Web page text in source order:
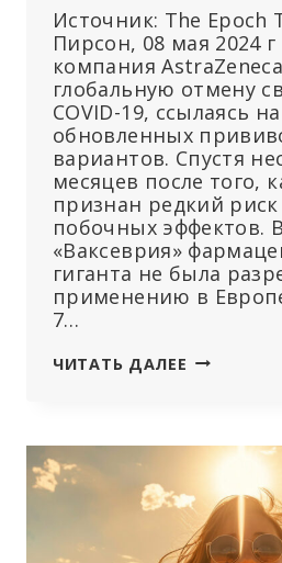
Источник: The Epoch
Пирсон, 08 мая 2024
компания
глобальную отмену
COVID-19, ссылаясь
обновленных
вариантов. Спустя
месяцев после того,
признан редкий
побочных эффектов.
«Ваксеврия»
гиганта не была
применению в
7…
ЧИТАТЬ ДАЛЕЕ
ВАКЦИНЫ
19